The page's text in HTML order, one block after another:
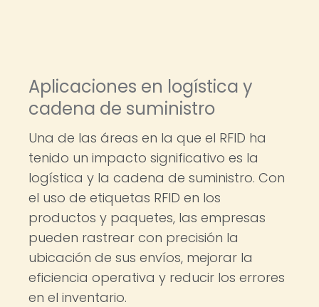
Aplicaciones en logística y
cadena de suministro
Una de las áreas en la que el RFID ha
tenido un impacto significativo es la
logística y la cadena de suministro. Con
el uso de etiquetas RFID en los
productos y paquetes, las empresas
pueden rastrear con precisión la
ubicación de sus envíos, mejorar la
eficiencia operativa y reducir los errores
en el inventario.